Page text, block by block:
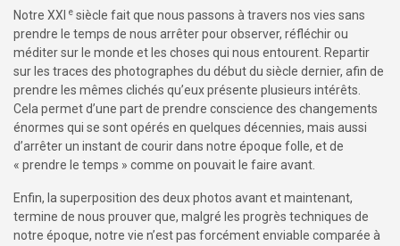
Notre XXI e siècle fait que nous passons à travers nos vies sans
prendre le temps de nous arrêter pour observer, réfléchir ou
méditer sur le monde et les choses qui nous entourent. Repartir
sur les traces des photographes du début du siècle dernier, afin de
prendre les mêmes clichés qu’eux présente plusieurs intérêts.
Cela permet d’une part de prendre conscience des changements
énormes qui se sont opérés en quelques décennies, mais aussi
d’arrêter un instant de courir dans notre époque folle, et de
« prendre le temps » comme on pouvait le faire avant.
Enfin, la superposition des deux photos avant et maintenant,
termine de nous prouver que, malgré les progrès techniques de
notre époque, notre vie n’est pas forcément enviable comparée à